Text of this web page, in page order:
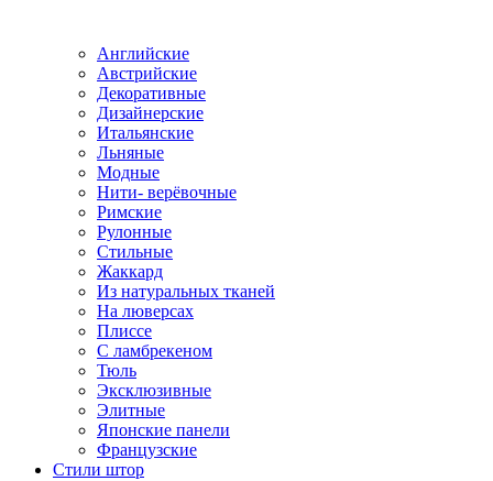
Английские
Австрийские
Декоративные
Дизайнерские
Итальянские
Льняные
Модные
Нити- верёвочные
Римские
Рулонные
Стильные
Жаккард
Из натуральных тканей
На люверсах
Плиссе
С ламбрекеном
Тюль
Эксклюзивные
Элитные
Японские панели
Французские
Стили штор